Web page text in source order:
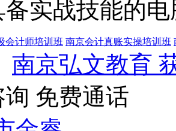
实战技能的
会计师培训班 南京会计真账实操培训班
南京弘文教育
免费通话